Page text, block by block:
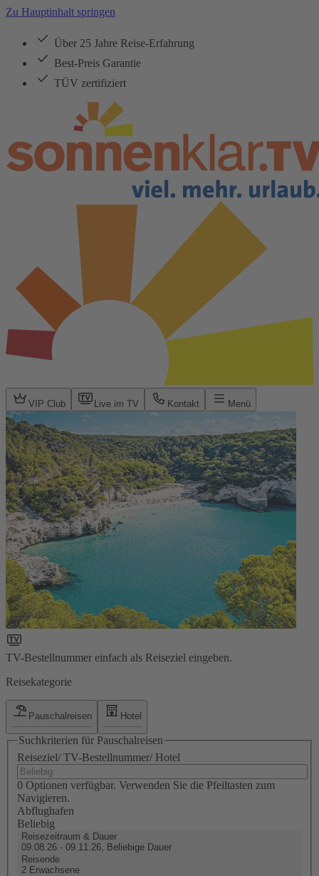
Zu Hauptinhalt springen
Über 25 Jahre Reise-Erfahrung
Best-Preis Garantie
TÜV zertifiziert
VIP Club Live im TV Kontakt Menü
TV-Bestellnummer einfach als Reiseziel eingeben.
Reisekategorie
Pauschalreisen Hotel
Suchkriterien für Pauschalreisen
Reiseziel/ TV-Bestellnummer/ Hotel
0 Optionen verfügbar. Verwenden Sie die Pfeiltasten zum
Navigieren.
Abflughafen
Beliebig
Reisezeitraum & Dauer
09.08.26 - 09.11.26, Beliebige Dauer
Reisende
2 Erwachsene